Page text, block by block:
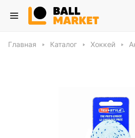
Главная Каталог Хоккей